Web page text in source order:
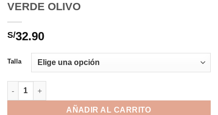
VERDE OLIVO
S/32.90
Talla
PANTALON RENI FRENCH TERRY – VERDE OLIVO cantidad
AÑADIR AL CARRITO